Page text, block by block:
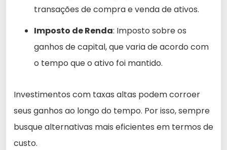
transações de compra e venda de ativos.
Imposto de Renda: Imposto sobre os
ganhos de capital, que varia de acordo com
o tempo que o ativo foi mantido.
Investimentos com taxas altas podem corroer
seus ganhos ao longo do tempo. Por isso, sempre
busque alternativas mais eficientes em termos de
custo.